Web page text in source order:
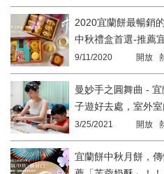
2020宜蘭餅最暢銷
中秋禮盒首選-推薦
9/11/2020 開放
曼妙手之圓舞曲 -
子遊好去處，室外
3/25/2021 開放
宜蘭餅中秋月餅，